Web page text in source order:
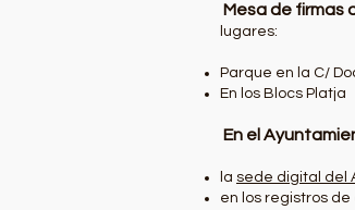
Mesa de firmas
lugares:
Parque en la C/
En los Blocs Platja
En el
la sede digital del
en los registros